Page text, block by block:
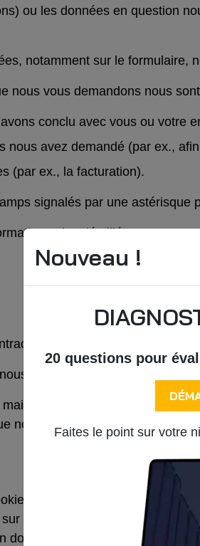
Nouveau !
20 questions pour
Faites le point sur votre
ou les données en question
notamment sur le formulaire,
nous vous demandons nous
conclu avec vous ou
nous avez demandé (par ex.,
(par ex., la facturation).
signalés par une
plus détaillées
repose sur l’exécution
agissons toujours avec
le plus haut niveau de
nous aider à mieux
ou des technologies
le site Internet/applications
donné, veuillez consulter notre